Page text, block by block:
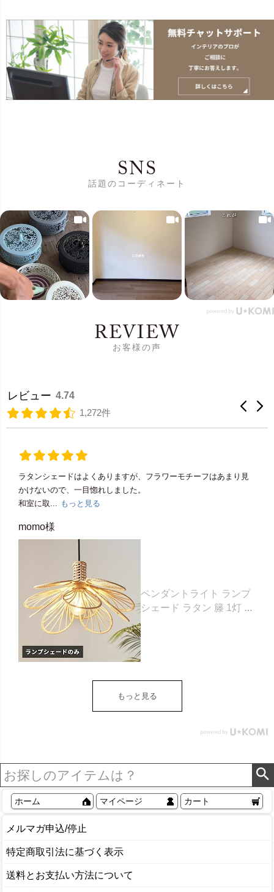
SNS
話題のコーディネート
REVIEW
お客様の声
レビュー 4.74
1,272件
ラタンシェードはよくありますが、フラワーモチーフはあまり見
かけないので、一目惚れしました。
和室に取...
もっと見る
momo様
ペンダントライト ランプ
シェード ラタン 籐 1灯 口
ダント ライト ランプ オブ
ジェ フラワーモチーフ お
もっと見る
ホーム マイページ カート
メルマガ申込/停止
特定商取引法に基づく表示
送料とお支払い方法について